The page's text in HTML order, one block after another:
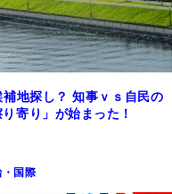
地探し？ 知事ｖｓ自民の
寄り」が始まった！
・国際